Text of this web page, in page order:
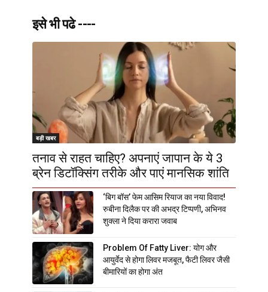
इसे भी पढे ----
बड़ी खबर
तनाव से राहत चाहिए? अपनाएं जापान के ये 3
ब्रेन डिटॉक्सिंग तरीके और पाएं मानसिक शांति
‘बिग बॉस’ फेम आसिम रियाज का नया विवाद!
रुबीना दिलैक पर की अभद्र टिप्पणी, अभिनव
शुक्ला ने दिया करारा जवाब
Problem Of Fatty Liver: योग और
आयुर्वेद से होगा लिवर मजबूत, फैटी लिवर जैसी
बीमारियों का होगा अंत